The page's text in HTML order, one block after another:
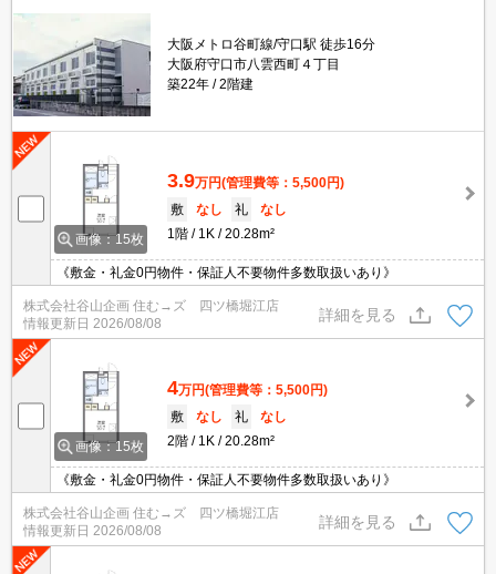
大阪メトロ谷町線/守口駅 徒歩16分
大阪府守口市八雲西町４丁目
築22年
2階建
画像：15枚
3.9万円(管理費等：5,500円)
敷
なし 礼
なし
1階
1K 20.28m²
《敷金・礼金0円物件・保証人不要物件多数取扱いあり》
株式会社谷山企画 住む→ズ 四ツ橋堀江店
情報更新日 2026/08/08
詳細を見る
画像：15枚
4万円(管理費等：5,500円)
敷
なし 礼
なし
2階
1K 20.28m²
《敷金・礼金0円物件・保証人不要物件多数取扱いあり》
株式会社谷山企画 住む→ズ 四ツ橋堀江店
情報更新日 2026/08/08
詳細を見る